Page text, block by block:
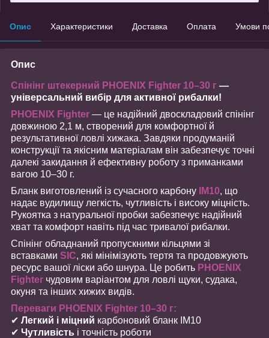
Опис Характеристики Доставка Оплата Умови
Опис
Спінінг штекерний PHOENIX Fighter 10–30 г —
універсальний вибір для активної рибалки!
PHOENIX Fighter — це надійний двоскладовий спінінг
довжиною 2,1 м, створений для комфортної й
результативної ловлі хижака. Завдяки продуманій
конструкції та якісним матеріалам він забезпечує точні
далекі закидання й ефективну роботу з приманками
вагою 10–30 г.
Бланк виготовлений із сучасного карбону
IM10, що
надає вудилищу легкість, чутливість і високу міцність.
Рукоятка з натуральної пробки забезпечує надійний
хват та комфорт навіть під час тривалої рибалки.
Спінінг обладнаний пропускними кільцями зі
вставками SIC, які мінімізують тертя та продовжують
ресурс вашої ліски або шнура. Це робить PHOENIX
Fighter чудовим варіантом для ловлі щуки, судака,
окуня та інших хижих видів.
Переваги PHOENIX Fighter 10–30 г:
✔ Легкий і міцний карбоновий бланк IM10
✔ Чутливість і точність роботи